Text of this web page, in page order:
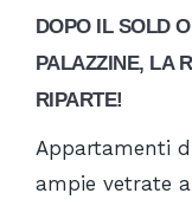
DOPO IL SOLD
PALAZZINE, LA
RIPARTE!
Appartamenti
ampie vetrate